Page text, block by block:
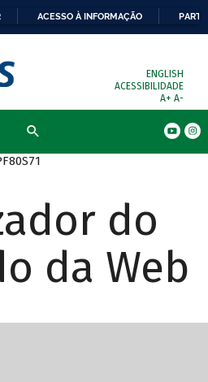
ACESSO À INFORMAÇÃO
ENGLISH
ACESSIBILIDADE
A+ A-
do
da Web